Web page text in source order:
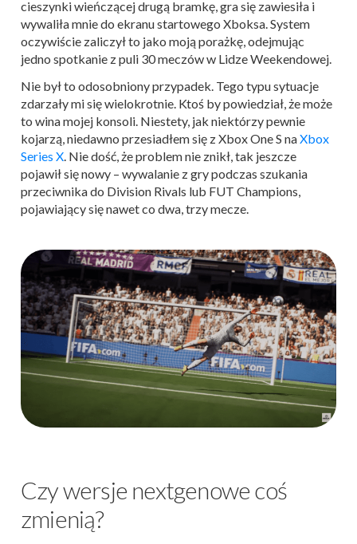
cieszynki wieńczącej drugą bramkę, gra się zawiesiła i
wywaliła mnie do ekranu startowego Xboksa. System
oczywiście zaliczył to jako moją porażkę, odejmując
jedno spotkanie z puli 30 meczów w Lidze Weekendowej.
Nie był to odosobniony przypadek. Tego typu sytuacje
zdarzały mi się wielokrotnie. Ktoś by powiedział, że może
to wina mojej konsoli. Niestety, jak niektórzy pewnie
kojarzą, niedawno przesiadłem się z Xbox One S naXbox
Series X . Nie dość, że problem nie znikł, tak jeszcze
pojawił się nowy – wywalanie z gry podczas szukania
przeciwnika do Division Rivals lub FUT Champions,
pojawiający się nawet co dwa, trzy mecze.
Czy wersje nextgenowe coś
zmienią?